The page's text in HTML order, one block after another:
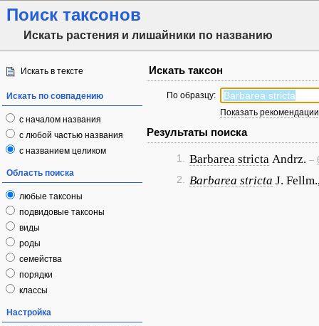
Поиск таксонов
Искать растения и лишайники по названию
Искать в тексте
Искать по совпадению
с началом названия
с любой частью названия
с названием целиком
Область поиска
любые таксоны
подвидовые таксоны
виды
роды
семейства
порядки
классы
Настройка
Искать таксон
По образцу:
Показать
Результаты поиска
1. Barbarea stricta Andrz. –
2. Barbarea stricta J.